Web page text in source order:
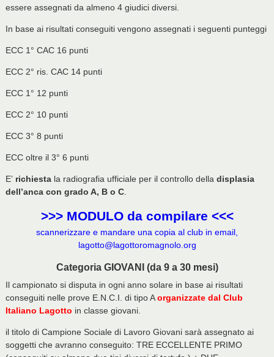
essere assegnati da almeno 4 giudici diversi.
In base ai risultati conseguiti vengono assegnati i seguenti punteggi
ECC 1° CAC 16 punti
ECC 2° ris. CAC 14 punti
ECC 1° 12 punti
ECC 2° 10 punti
ECC 3° 8 punti
ECC oltre il 3° 6 punti
E’richiestala radiografia ufficiale per il controllo della displasia
dell’anca con grado A, B o C.
>>> MODULO da compilare <<<
scannerizzare e mandare una copia al club in email,
lagotto@lagottoromagnolo.org
Categoria GIOVANI (da 9 a 30 mesi)
Il campionato si disputa in ogni anno solare in base ai risultati
conseguiti nelle prove E.N.C.I. di tipo Aorganizzate dal Club
Italiano Lagotto in classe giovani.
il titolo di Campione Sociale di Lavoro Giovani sarà assegnato ai
soggetti che avranno conseguito: TRE ECCELLENTE PRIMO